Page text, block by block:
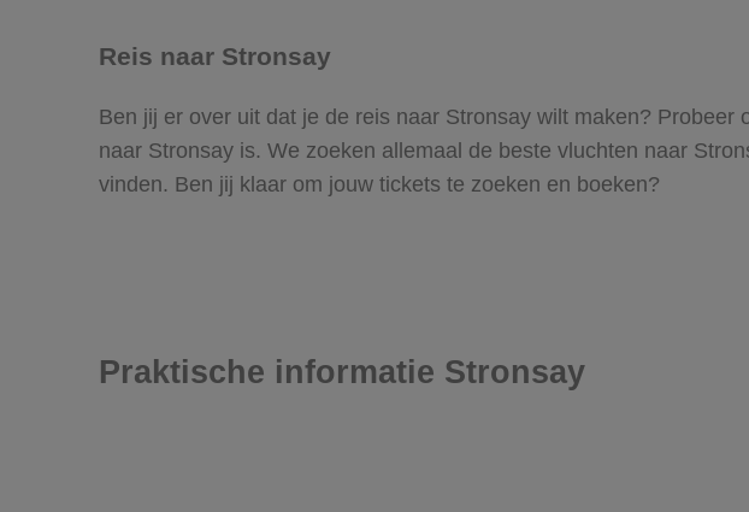
Reis naar Stronsay
Ben jij er over uit dat je de reis naar Stronsay wilt maken?
naar Stronsay is. We zoeken allemaal de beste vluchten naar
vinden. Ben jij klaar om jouw tickets te zoeken en boeken?
Praktische informatie Stronsay